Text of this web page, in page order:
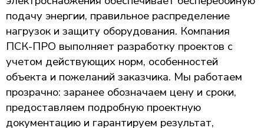
подачу энергии, правильное распределение
нагрузок и защиту оборудования. Компания
ПСК-ПРО выполняет разработку проектов с
учетом действующих норм, особенностей
объекта и пожеланий заказчика. Мы работаем
прозрачно: заранее обозначаем цену и сроки,
предоставляем подробную проектную
документацию и гарантируем результат,